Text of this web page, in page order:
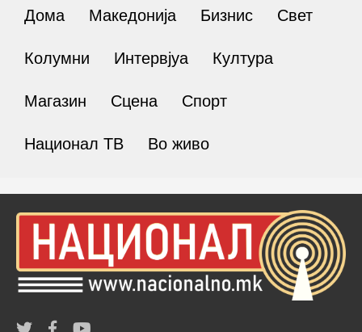
Дома Македонија Бизнис Свет
Колумни Интервјуа Култура
Магазин Сцена Спорт
Национал ТВ Во живо